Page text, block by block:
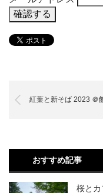
紅葉と新そば 2023 ＠
おすすめ記事
桜とカ